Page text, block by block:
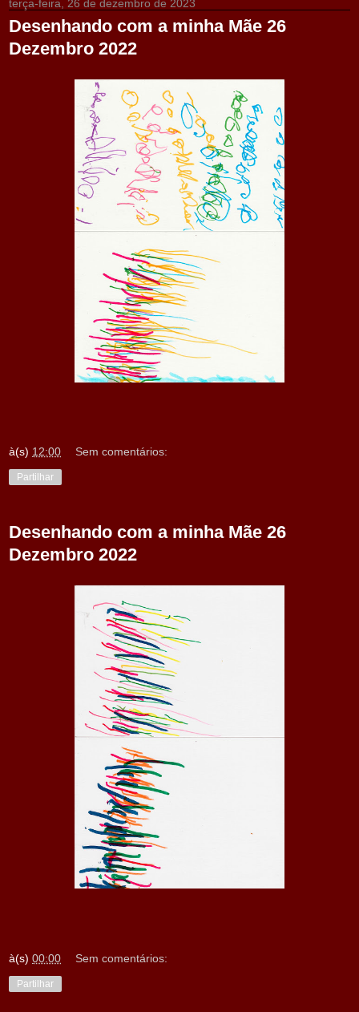
terça-feira, 26 de dezembro de 2023
Desenhando com a minha Mãe 26
Dezembro 2022
à(s) 12:00 Sem comentários:
Partilhar
Desenhando com a minha Mãe 26
Dezembro 2022
à(s) 00:00 Sem comentários:
Partilhar